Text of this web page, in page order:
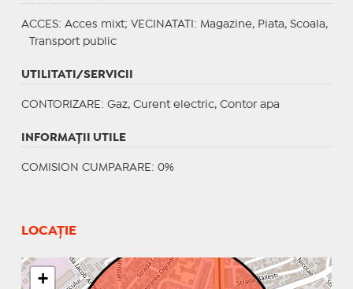
ACCES: Acces mixt; VECINATATI : Magazine, Piata, Scoala,
Transport public
UTILITATI/SERVICII
CONTORIZARE : Gaz, Curent electric, Contor apa
INFORMAŢII UTILE
COMISION CUMPARARE: 0%
LOCAȚIE
+